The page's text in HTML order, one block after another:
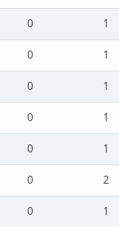
0
1
0
1
0
1
0
1
0
1
0
2
0
1